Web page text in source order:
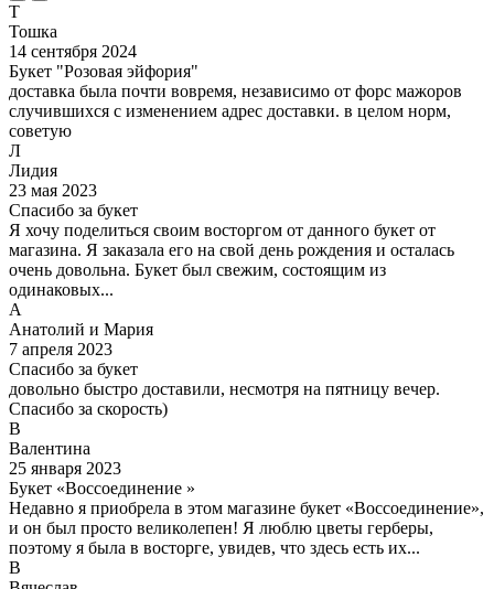
Т
Тошка
14 сентября 2024
Букет "Розовая эйфория"
доставка была почти вовремя, независимо от форс мажоров
случившихся с изменением адрес доставки. в целом норм,
советую
Л
Лидия
23 мая 2023
Спасибо за букет
Я хочу поделиться своим восторгом от данного букет от
магазина. Я заказала его на свой день рождения и осталась
очень довольна. Букет был свежим, состоящим из
одинаковых...
А
Анатолий и Мария
7 апреля 2023
Спасибо за букет
довольно быстро доставили, несмотря на пятницу вечер.
Спасибо за скорость)
В
Валентина
25 января 2023
Букет «Воссоединение »
Недавно я приобрела в этом магазине букет «Воссоединение»,
и он был просто великолепен! Я люблю цветы герберы,
поэтому я была в восторге, увидев, что здесь есть их...
В